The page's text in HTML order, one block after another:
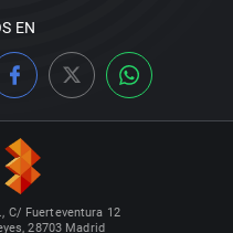
EN
C/ Fuerteventura 12
28703 Madrid